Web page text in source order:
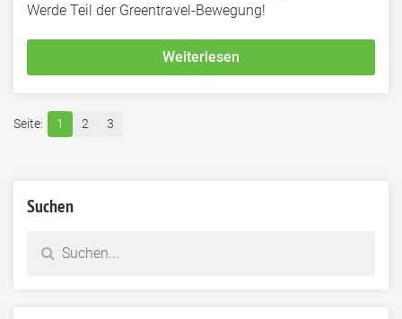
Werde Teil der Greentravel-Bewegung!
Weiterlesen
1 2 3
Suchen